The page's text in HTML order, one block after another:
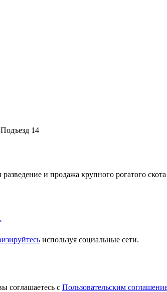
14
и продажа крупного рогатого
используя социальные сети.
соглашаетесь с Пользовательским